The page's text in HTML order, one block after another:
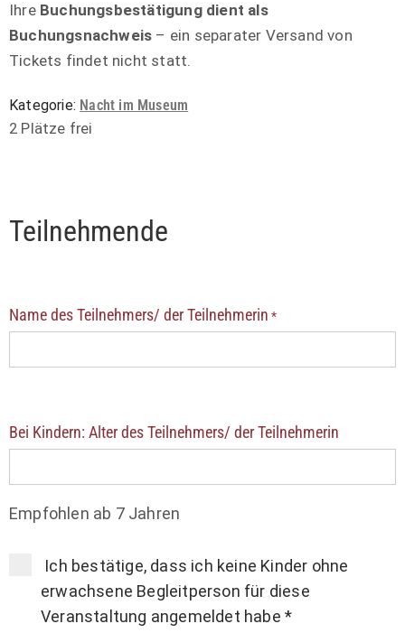
Ihre Buchungsbestätigung dient als
Buchungsnachweis – ein separater Versand von
Tickets findet nicht statt.
Kategorie: Nacht im Museum
2 Plätze frei
Teilnehmende
Name des Teilnehmers/ der Teilnehmerin *
Bei Kindern: Alter des Teilnehmers/ der Teilnehmerin
Empfohlen ab 7 Jahren
Ich bestätige, dass ich keine Kinder ohne
erwachsene Begleitperson für diese
Veranstaltung angemeldet habe *